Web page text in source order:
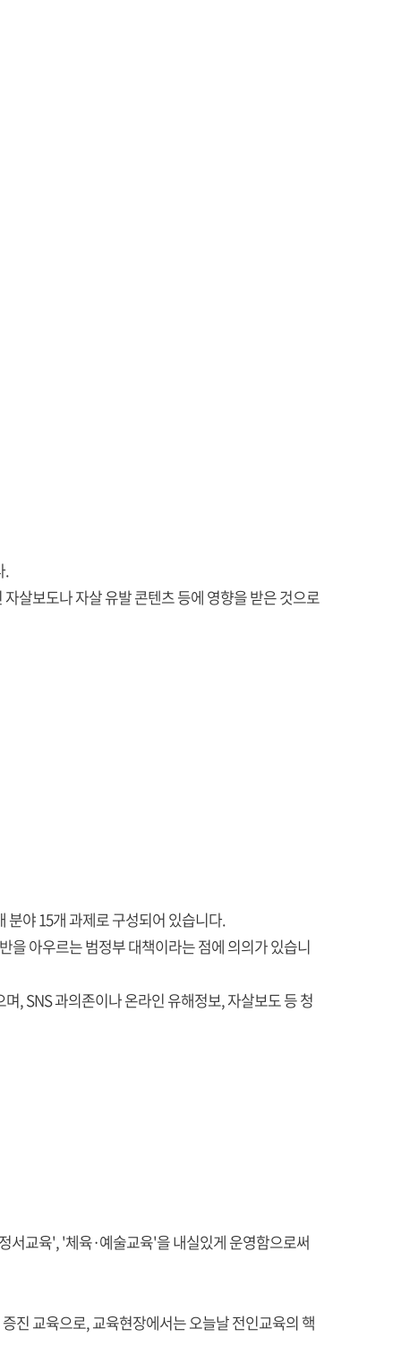
.
살보도나 자살 유발 콘텐츠 등에 영향을 받은 것으로
야 15개 과제로 구성되어 있습니다.
아우르는 범정부 대책이라는 점에 의의가 있습니
, SNS 과의존이나 온라인 유해정보, 자살보도 등 청
서교육', '체육·예술교육'을 내실있게 운영함으로써
진 교육으로, 교육현장에서는 오늘날 전인교육의 핵